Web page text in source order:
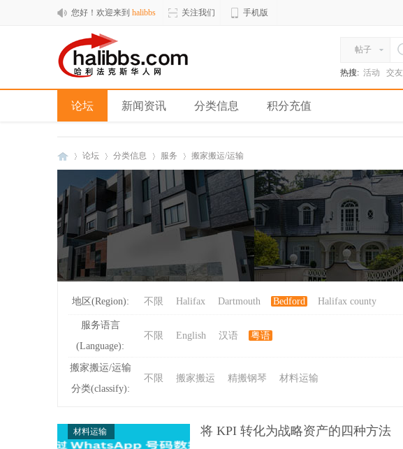
您好！欢迎来到 halibbs 关注我们 手机版
帖子
热搜: 活动 交友
论坛 新闻资讯 分类信息 积分充值
hal
论坛 分类信息
›
服务
›
搬家搬运/运输
地区(Region): 不限 Halifax Dartmouth Bedford Halifax county
服务语言
(Language):
不限 English 汉语 粤语
搬家搬运/运输
分类(classify):
不限 搬家搬运 精搬钢琴 材料运输
材料运输 将 KPI 转化为战略资产的四种方法